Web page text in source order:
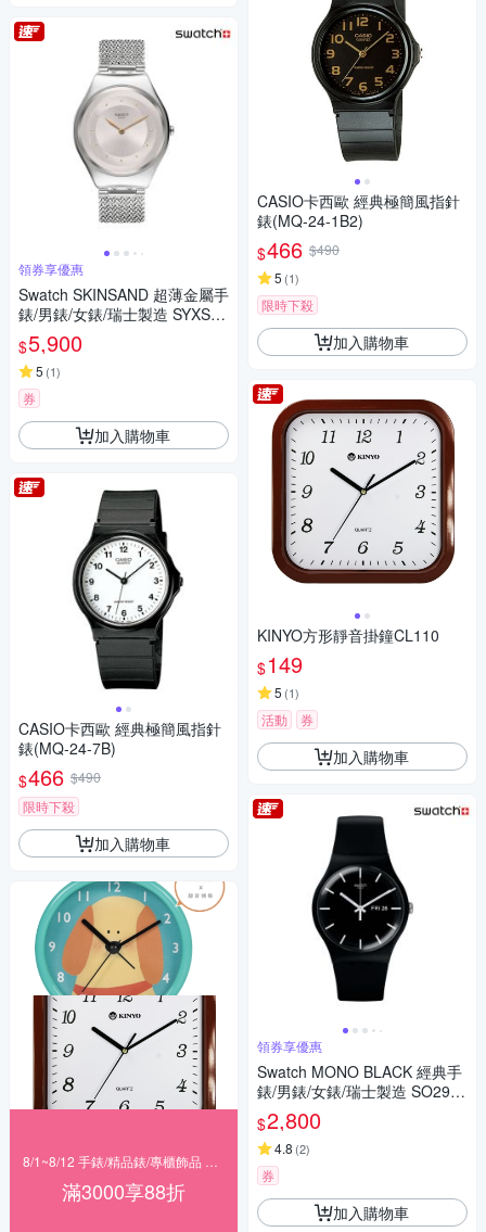
領券享優惠
Swatch SKINSAND 超薄金屬手
錶/男錶/女錶/瑞士製造 SYXS11
7M (38mm)
$5,900
5 (1)
券
加入購物車
CASIO卡西歐 經典極簡風指針
錶(MQ-24-7B)
$466 $490
限時下殺
加入購物車
滿3000享88折
CASIO卡西歐 經典極簡風指針
錶(MQ-24-1B2)
$466 $490
5 (1)
限時下殺
加入購物車
KINYO方形靜音掛鐘CL110
$149
5 (1)
活動 券
加入購物車
領券享優惠
Swatch MONO BLACK 經典手
錶/男錶/女錶/瑞士製造 SO29B
704 (41mm)
$2,800
4.8 (2)
券
加入購物車